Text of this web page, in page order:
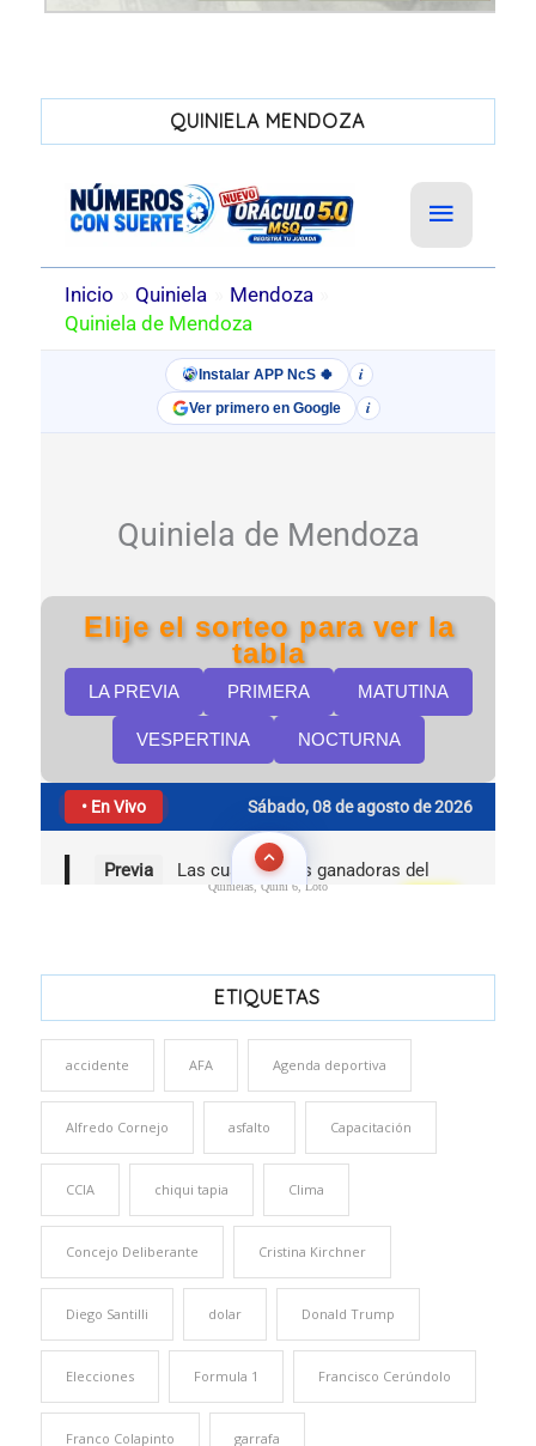
QUINIELA MENDOZA
Quinielas, Quini 6, Loto
ETIQUETAS
accidente AFA Agenda deportiva
Alfredo Cornejo asfalto Capacitación
CCIA chiqui tapia Clima
Concejo Deliberante Cristina Kirchner
Diego Santilli dolar Donald Trump
Elecciones Formula 1 Francisco Cerúndolo
Franco Colapinto garrafa